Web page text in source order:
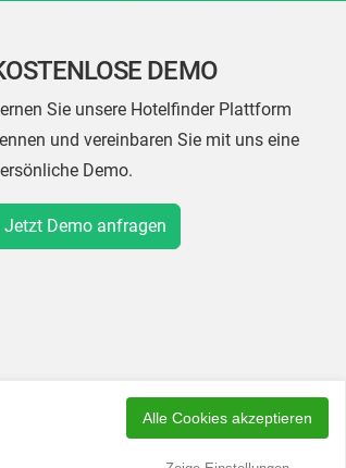
DEMO
Sie unsere Hotelfinder Plattform
und vereinbaren Sie mit uns eine
Demo.
Jetzt Demo anfragen
Alle Cookies akzeptieren